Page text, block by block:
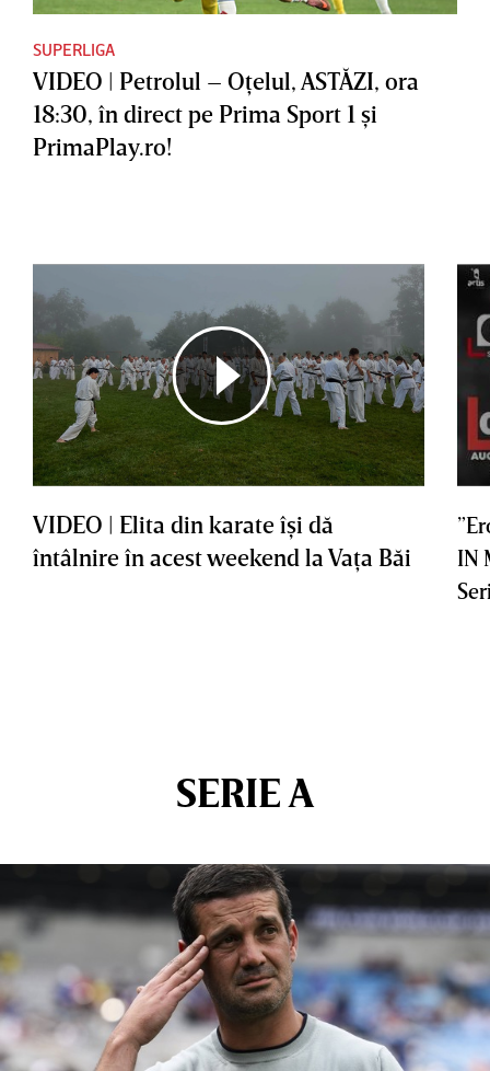
SUPERLIGA
VIDEO | Petrolul – Oţelul, ASTĂZI, ora
18:30, în direct pe Prima Sport 1 şi
PrimaPlay.ro!
VIDEO | Elita din karate îşi dă
întâlnire în acest weekend la Vaţa Băi
IN
SERIE A